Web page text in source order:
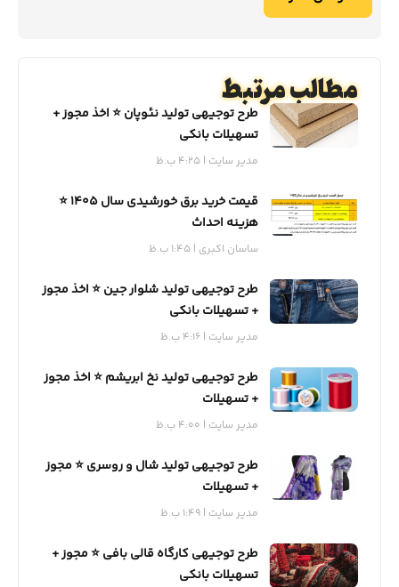
مطالب مرتبططرح توجیهی تولید نئوپان ⭐️ اخذ مجوز +
تسهیلات بانکی
مدیر سایت 4:25 ب.ظ
قیمت خرید برق خورشیدی سال 1405 ⭐️
هزینه احداث
ساسان اکبری 1:45 ب.ظ
طرح توجیهی تولید شلوار جین ⭐️ اخذ مجوز
+ تسهیلات بانکی
مدیر سایت 4:16 ب.ظ
طرح توجیهی تولید نخ ابریشم ⭐️ اخذ مجوز
+ تسهیلات
مدیر سایت 4:00 ب.ظ
طرح توجیهی تولید شال و روسری ⭐️ مجوز
+ تسهیلات
مدیر سایت 1:49 ب.ظ
طرح توجیهی کارگاه قالی بافی ⭐️ مجوز +
تسهیلات بانکی